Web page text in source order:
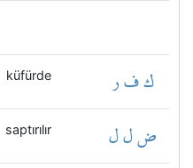
küfürde ك ف ر
saptırılır ض ل ل